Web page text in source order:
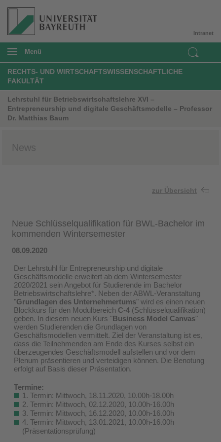
Intranet
Menü
RECHTS- UND WIRTSCHAFTSWISSENSCHAFTLICHE
FAKULTÄT
Lehrstuhl für Betriebswirtschaftslehre XVI –
Entrepreneurship und digitale Geschäftsmodelle – Professor
Dr. Matthias Baum
News
zur Übersicht
Neue Schlüsselqualifikation für BWL-Bachelor im
kommenden Wintersemester
08.09.2020
Der Lehrstuhl für Entrepreneurship und digitale
Geschäftsmodelle erweitert ab dem Wintersemester
2020/2021 sein Angebot für Studierende im Bachelor
Betriebswirtschaftslehre*. Neben der ABWL-Veranstaltung
"Grundlagen des Unternehmertums" wird es einen neuen
Blockkurs für den Modulbereich C-4 (Schlüsselqualifikation)
geben. In diesem neuen Kurs "Business Model Canvas"
werden Studierenden die Grundlagen von
Geschäftsmodellen vermittelt. Ziel der Veranstaltung ist es,
dass die Teilnehmenden am Ende des Kurses selbst ein
überzeugendes Geschäftsmodell aufstellen und vor dem
Plenum präsentieren und verteidigen können. Die Benotung
erfolgt auf Basis dieser Präsentation.
Termine:
1. Termin: Mittwoch, 18.11.2020, 10.00h-18.00h
2. Termin: Mittwoch, 02.12.2020, 10.00h-16.00h
3. Termin: Mittwoch, 16.12.2020, 10.00h-16.00h
4. Termin: Mittwoch, 13.01.2021, 10.00h-16.00h
(Präsentationsprüfung)